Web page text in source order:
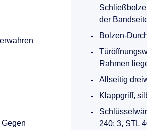
der
Bolzen-
Rahmen
Allseitig
Klappgriff,
240: 3, STL